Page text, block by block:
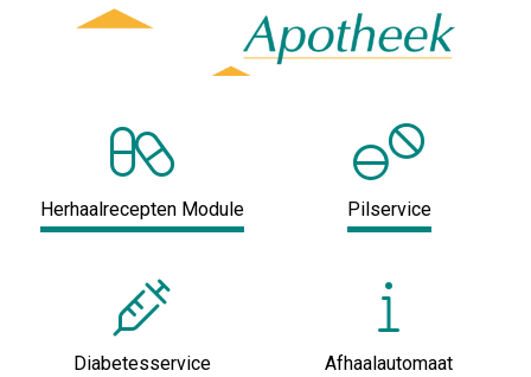
Herhaalrecepten Module Pilservice
Diabetesservice Afhaalautomaat